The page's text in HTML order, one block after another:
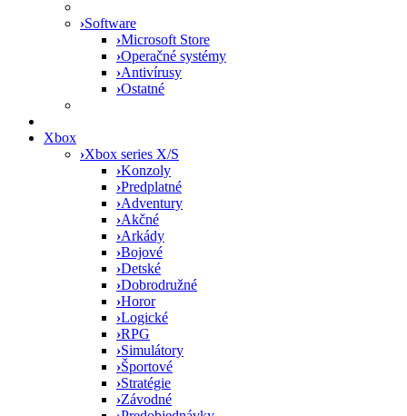
›Software
›Microsoft Store
›Operačné systémy
›Antivírusy
›Ostatné
Xbox
›Xbox series X/S
›Konzoly
›Predplatné
›Adventury
›Akčné
›Arkády
›Bojové
›Detské
›Dobrodružné
›Horor
›Logické
›RPG
›Simulátory
›Športové
›Stratégie
›Závodné